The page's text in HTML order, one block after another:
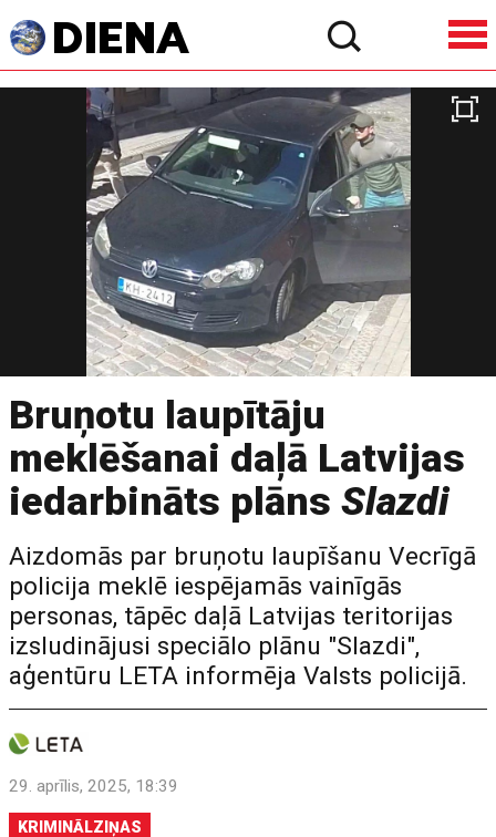
Bruņotu laupītāju
meklēšanai daļā Latvijas
iedarbināts plānsSlazdi
Aizdomās par bruņotu laupīšanu Vecrīgā
policija meklē iespējamās vainīgās
personas, tāpēc daļā Latvijas teritorijas
izsludinājusi speciālo plānu "Slazdi",
aģentūru LETA informēja Valsts policijā.
29. aprīlis, 2025, 18:39
KRIMINĀLZIŅAS